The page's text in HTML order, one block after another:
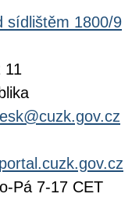
sídlištěm 1800/9
11
Pá 7-17 CET